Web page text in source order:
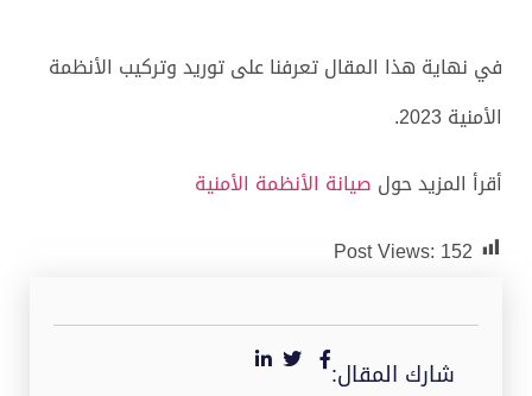
في نهاية هذا المقال تعرفنا على توريد وتركيب الأنظمة
الأمنية 2023.
أقرأ المزيد حول صيانة الأنظمة الأمنية
Post Views: 152
شارك المقال: